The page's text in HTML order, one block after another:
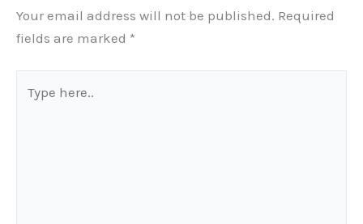
Your email address will not be published. Required
fields are marked *
here..